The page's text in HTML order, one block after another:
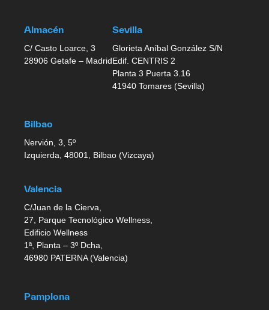
Almacén
C/ Casto Loarce, 3
28906 Getafe – Madrid
Sevilla
Glorieta Aníbal González S/N
Edif. CENTRIS 2
Planta 3 Puerta 3.16
41940 Tomares (Sevilla)
Bilbao
Nervión, 3, 5º
Izquierda, 48001, Bilbao (Vizcaya)
Valencia
C/Juan de la Cierva,
27, Parque Tecnológico Wellness,
Edificio Wellness
1ª, Planta – 3º Dcha,
46980 PATERNA (Valencia)
Pamplona